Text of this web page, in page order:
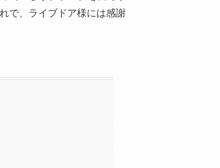
で、ライブドア様には感謝